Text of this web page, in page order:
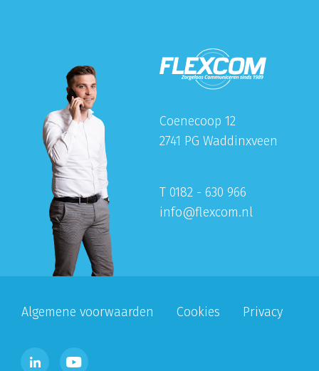
Coenecoop 12
2741 PG Waddinxveen
T 0182 - 630 966
info@flexcom.nl
Algemene voorwaarden Cookies Privacy